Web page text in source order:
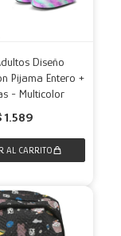
Diseño
Pijama Entero +
- Multicolor
1.589